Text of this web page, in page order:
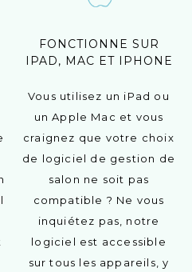
FONCTIONNE SUR
IPAD, MAC ET IPHONE
Vous utilisez un iPad ou
un Apple Mac et vous
craignez que votre choix
de logiciel de gestion de
salon ne soit pas
compatible ? Ne vous
inquiétez pas, notre
logiciel est accessible
sur tous les appareils, y